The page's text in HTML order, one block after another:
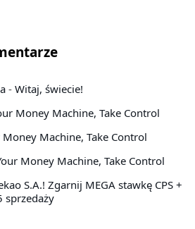
- Witaj, świecie!
Money Machine, Take Control
Machine, Take Control
Money Machine, Take Control
S.A.! Zgarnij MEGA stawkę CPS +
sprzedaży